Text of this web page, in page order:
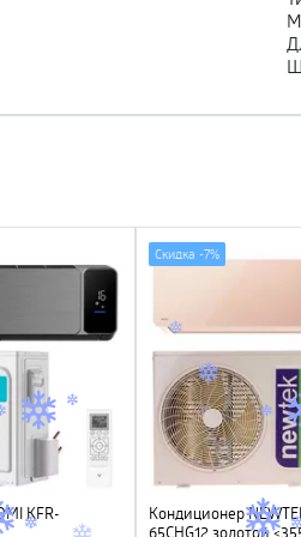
KFR-
Кондиционер
65CHG12 золотой
Скидка -7%